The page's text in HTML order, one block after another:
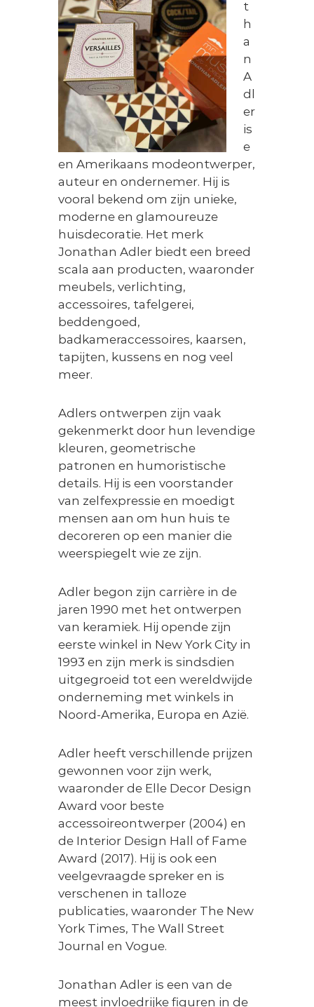
n
s
t
y
l
i
n
g
t
h
a
n
A
dl
er
is
e
en Amerikaans modeontwerper,
auteur en ondernemer. Hij is
vooral bekend om zijn unieke,
moderne en glamoureuze
huisdecoratie. Het merk
Jonathan Adler biedt een breed
scala aan producten, waaronder
meubels, verlichting,
accessoires, tafelgerei,
beddengoed,
badkameraccessoires, kaarsen,
tapijten, kussens en nog veel
meer.
Adlers ontwerpen zijn vaak
gekenmerkt door hun levendige
kleuren, geometrische
patronen en humoristische
details. Hij is een voorstander
van zelfexpressie en moedigt
mensen aan om hun huis te
decoreren op een manier die
weerspiegelt wie ze zijn.
Adler begon zijn carrière in de
jaren 1990 met het ontwerpen
van keramiek. Hij opende zijn
eerste winkel in New York City in
1993 en zijn merk is sindsdien
uitgegroeid tot een wereldwijde
onderneming met winkels in
Noord-Amerika, Europa en Azië.
Adler heeft verschillende prijzen
gewonnen voor zijn werk,
waaronder de Elle Decor Design
Award voor beste
accessoireontwerper (2004) en
de Interior Design Hall of Fame
Award (2017). Hij is ook een
veelgevraagde spreker en is
verschenen in talloze
publicaties, waaronder The New
York Times, The Wall Street
Journal en Vogue.
Jonathan Adler is een van de
meest invloedrijke figuren in de